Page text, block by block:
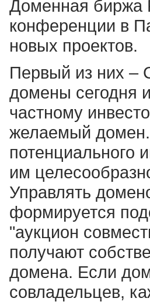
Доменная биржа
конференции в
новых проектов.
Первый из них –
домены сегодня
частному
желаемый домен.
потенциального
им
Управлять
формируется
"аукцион
получают
домена. Если
совладельцев,